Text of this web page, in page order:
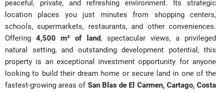
peaceful, private, and refreshing environment. Its strategic
location places you just minutes from shopping centers,
schools, supermarkets, restaurants, and other conveniences.
Offering4,500 m² of land, spectacular views, a privileged
natural setting, and outstanding development potential, this
property is an exceptional investment opportunity for anyone
looking to build their dream home or secure land in one of the
fastest-growing areas of San Blas de El Carmen, Cartago, Costa